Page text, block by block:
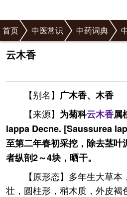
首页 中医常识 中药词典
云木香
【别名】 广木香、木香
【来源】 为菊科云木香属
lappa Decne. [Saussurea
至第二年春初采挖，除去茎叶
者纵剖2～4块，晒干。
【原形态】多年生大草
壮，圆柱形，稍木质，外皮褐